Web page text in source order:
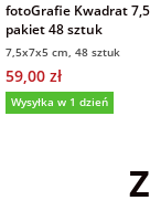
fotoGrafie Kwadrat
pakiet 48 sztuk
7,5x7x5 cm, 48 sztuk
59,00 zł
Wysyłka w 1 dzień